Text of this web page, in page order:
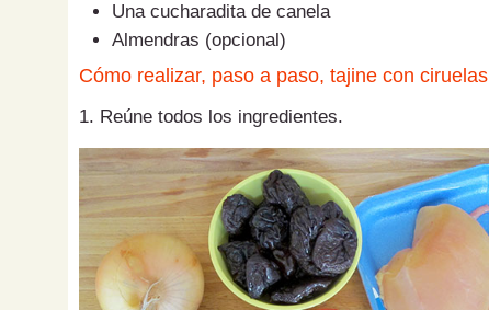
Una cucharadita de canela
Almendras (opcional)
Cómo realizar, paso a paso, tajine con ciruelas
1. Reúne todos los ingredientes.